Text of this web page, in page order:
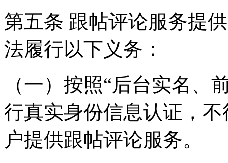
第五条 跟帖评论服务提
法履行以下义务：
（一）按照“后台实名、
行真实身份信息认证，
户提供跟帖评论服务。